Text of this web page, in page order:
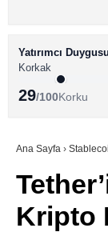
BİTCOİN
ALTCOİN
SÖZLÜK
Yatırımcı Duygusu
Korkak
29/100Korku
Ana Sayfa ›
Kripto